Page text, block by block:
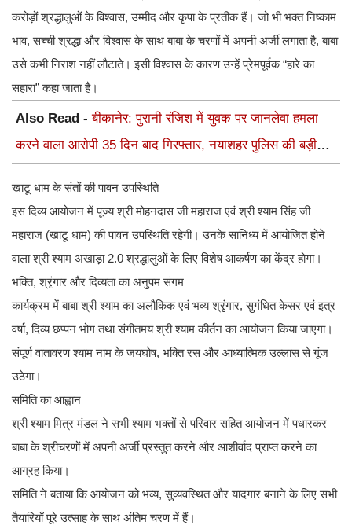
करोड़ों श्रद्धालुओं के विश्वास, उम्मीद और कृपा के प्रतीक हैं। जो भी भक्त निष्काम
भाव, सच्ची श्रद्धा और विश्वास के साथ बाबा के चरणों में अपनी अर्जी लगाता है, बाबा
उसे कभी निराश नहीं लौटाते। इसी विश्वास के कारण उन्हें प्रेमपूर्वक “हारे का
सहारा” कहा जाता है।
Also Read -बीकानेर: पुरानी रंजिश में युवक पर जानलेवा हमला
करने वाला आरोपी 35 दिन बाद गिरफ्तार, नयाशहर पुलिस की बड़ी
खाटू धाम के संतों की पावन उपस्थिति
इस दिव्य आयोजन में पूज्य श्री मोहनदास जी महाराज एवं श्री श्याम सिंह जी
महाराज (खाटू धाम) की पावन उपस्थिति रहेगी। उनके सानिध्य में आयोजित होने
वाला श्री श्याम अखाड़ा 2.0 श्रद्धालुओं के लिए विशेष आकर्षण का केंद्र होगा।
भक्ति, श्रृंगार और दिव्यता का अनुपम संगम
कार्यक्रम में बाबा श्री श्याम का अलौकिक एवं भव्य श्रृंगार, सुगंधित केसर एवं इत्र
वर्षा, दिव्य छप्पन भोग तथा संगीतमय श्री श्याम कीर्तन का आयोजन किया जाएगा।
संपूर्ण वातावरण श्याम नाम के जयघोष, भक्ति रस और आध्यात्मिक उल्लास से गूंज
उठेगा।
समिति का आह्वान
श्री श्याम मित्र मंडल ने सभी श्याम भक्तों से परिवार सहित आयोजन में पधारकर
बाबा के श्रीचरणों में अपनी अर्जी प्रस्तुत करने और आशीर्वाद प्राप्त करने का
आग्रह किया।
समिति ने बताया कि आयोजन को भव्य, सुव्यवस्थित और यादगार बनाने के लिए सभी
तैयारियाँ पूरे उत्साह के साथ अंतिम चरण में हैं।